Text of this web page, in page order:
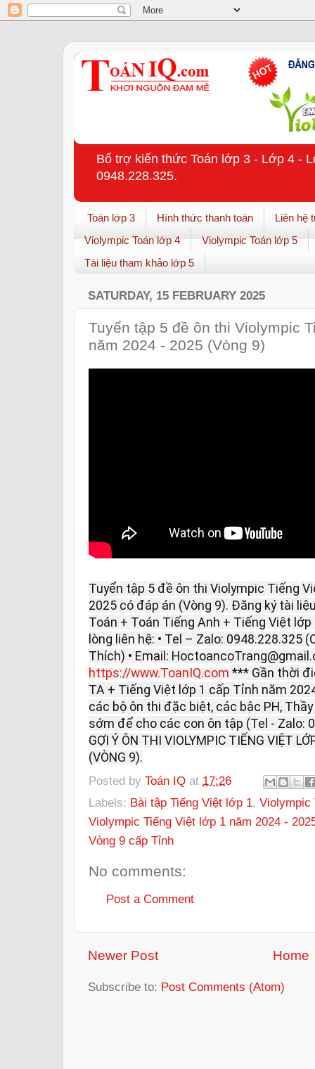
Bổ trợ kiến thức Toán lớp 3 - Lớp 4 -
0948.228.325.
Toán lớp 3 Hình thức thanh toán
Liên hệ
Violympic Toán lớp 4
Violympic Toán lớp 5
Tài liệu tham khảo lớp 5
SATURDAY, 15 FEBRUARY 2025
Tuyển tập 5 đề ôn thi Violympic
năm 2024 - 2025 (Vòng 9)
Tuyển tập 5 đề ôn thi Violympic Tiếng
2025 có đáp án (Vòng 9). Đăng ký tài
Toán + Toán Tiếng Anh + Tiếng Việt
lòng liên hệ: • Tel – Zalo: 0948.228.325
Thích) • Email:
https://www.ToanIQ.com *** Gần thời
TA + Tiếng Việt lớp 1 cấp Tỉnh năm
các bộ ôn thi đặc biệt, các bậc PH,
sớm để cho các con ôn tập (Tel - Zalo:
GỢI Ý ÔN THI VIOLYMPIC TIẾNG VIỆT
(VÒNG 9).
Posted by Toán IQ at 17:26
Labels: Bài tập Tiếng Việt lớp 1, Violympic
Violympic Tiếng Việt lớp 1 năm 2024 -
Vòng 9 cấp Tỉnh
No comments:
Post a Comment
Newer Post Home
Subscribe to: Post Comments (Atom)